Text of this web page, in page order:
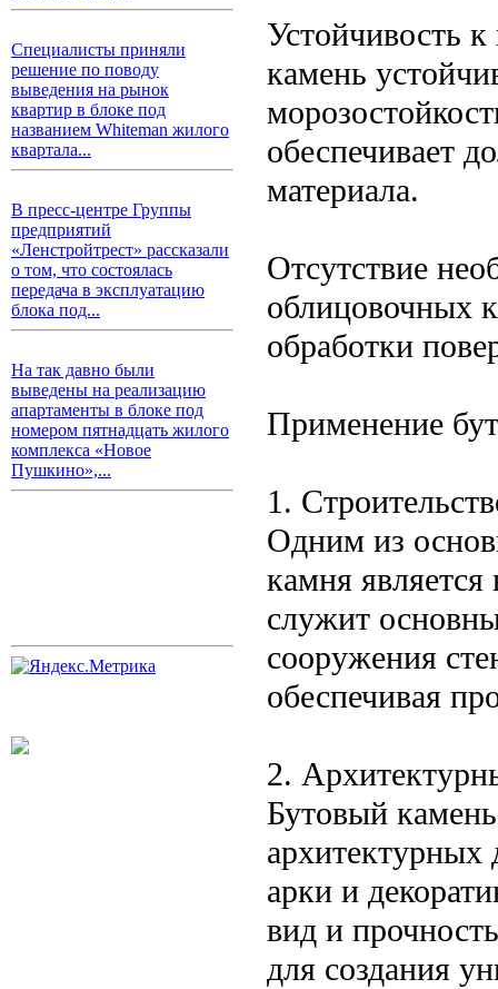
Специалисты приняли
решение по поводу
выведения на рынок
квартир в блоке под
названием Whiteman жилого
квартала...
В пресс-центре Группы
предприятий
«Ленстройтрест» рассказали
о том, что состоялась
передача в эксплуатацию
блока под...
На так давно были
выведены на реализацию
апартаменты в блоке под
номером пятнадцать жилого
комплекса «Новое
Пушкино»,...
Устойчивость
камень
обеспечивает
материала.
Отсутствие
облицовочных
обработки
Применение
1.
Одним из
камня
служит
сооружения
обеспечивая
2.
Бутовый
архитектурных
арки и
вид и
для создания